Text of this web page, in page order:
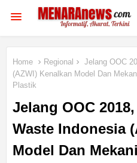
Home Regional
Jelang OOC
(AZWI) Kenalkan Model Dan
Plastik
Jelang OOC
Waste Indonesia
Model Dan